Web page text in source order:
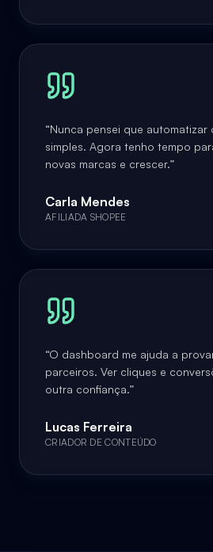
“Nunca pensei que automatizar
simples. Agora tenho tempo
novas marcas e crescer.”
Carla Mendes
AFILIADA SHOPEE
“O dashboard me ajuda a
parceiros. Ver cliques e
outra confiança.”
Lucas Ferreira
CRIADOR DE CONTEÚDO